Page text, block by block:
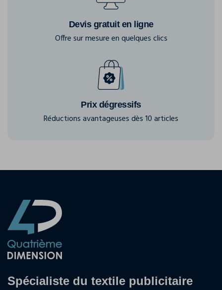
Devis gratuit en ligne
Offre sur mesure en quelques clics
Prix dégressifs
Réductions avantageuses dès 10 articles
Spécialiste du textile publicitaire